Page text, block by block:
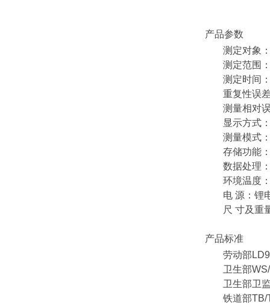
产品参数
测定对象
测定范围
测定时间
重复性误
测量相对
显示方式
测量模式
存储功能
数据处理
环境温度
电 源：锂
尺 寸及重
产品标准
劳动部
卫生部
卫生部卫
铁道部TB/